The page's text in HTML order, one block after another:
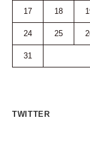
17 18
24 25
31
TWITTER